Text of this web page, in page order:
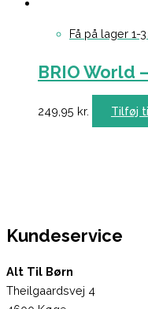
Få på lager 1-
BRIO World
249,95 kr. Tilføj
Kundeservice
Alt Til Børn
Theilgaardsvej 4